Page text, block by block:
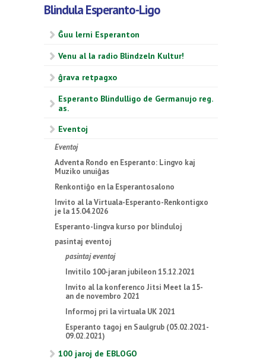
Blindula Esperanto-Ligo
Ĝuu lerni Esperanton
Venu al la radio Blindzeln Kultur!
ĝrava retpagxo
Esperanto Blindulligo de Germanujo reg.
as.
Eventoj
Eventoj
Adventa Rondo en Esperanto: Lingvo kaj
Muziko unuiĝas
Renkontiĝo en la Esperantosalono
Invito al la Virtuala-Esperanto-Renkontigxo
je la 15.04.2026
Esperanto-lingva kurso por blinduloj
pasintaj eventoj
pasintaj eventoj
Invitilo 100-jaran jubileon 15.12.2021
Invito al la konferenco Jitsi Meet la 15-
an de novembro 2021
Informoj pri la virtuala UK 2021
Esperanto tagoj en Saulgrub (05.02.2021-
09.02.2021)
100 jaroj de EBLOGO